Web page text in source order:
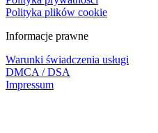
Polityka plików cookie
Informacje prawne
Warunki świadczenia usługi
DMCA / DSA
Impressum